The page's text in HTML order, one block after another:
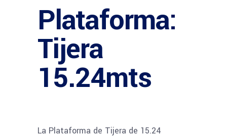
Plataforma:
Tijera
15.24mts
La Plataforma de Tijera de 15.24